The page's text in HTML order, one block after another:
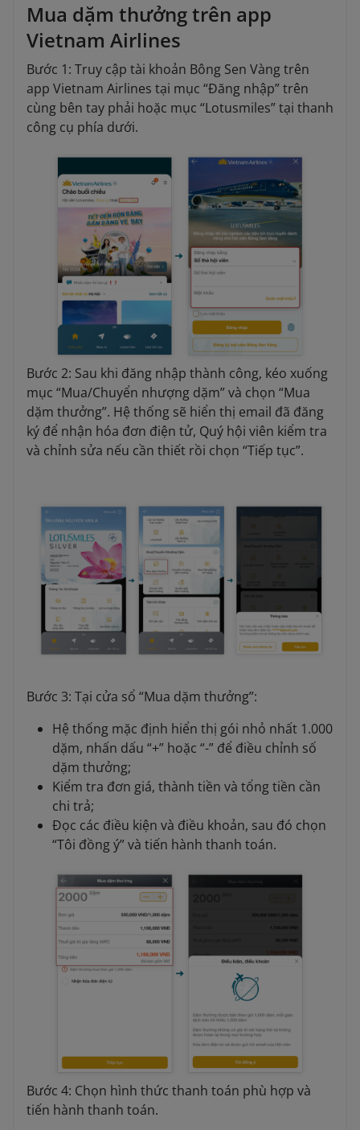
Mua dặm thưởng trên app
Vietnam Airlines
Bước 1: Truy cập tài khoản Bông Sen Vàng trên
app Vietnam Airlines tại mục “Đăng nhập” trên
cùng bên tay phải hoặc mục “Lotusmiles” tại thanh
công cụ phía dưới.
Bước 2: Sau khi đăng nhập thành công, kéo xuống
mục “Mua/Chuyển nhượng dặm” và chọn “Mua
dặm thưởng”. Hệ thống sẽ hiển thị email đã đăng
ký để nhận hóa đơn điện tử, Quý hội viên kiểm tra
và chỉnh sửa nếu cần thiết rồi chọn “Tiếp tục”.
Bước 3: Tại cửa sổ “Mua dặm thưởng”:
Hệ thống mặc định hiển thị gói nhỏ nhất 1.000
dặm, nhấn dấu “+” hoặc “-” để điều chỉnh số
dặm thưởng;
Kiểm tra đơn giá, thành tiền và tổng tiền cần
chi trả;
Đọc các điều kiện và điều khoản, sau đó chọn
“Tôi đồng ý” và tiến hành thanh toán.
Bước 4: Chọn hình thức thanh toán phù hợp và
tiến hành thanh toán.